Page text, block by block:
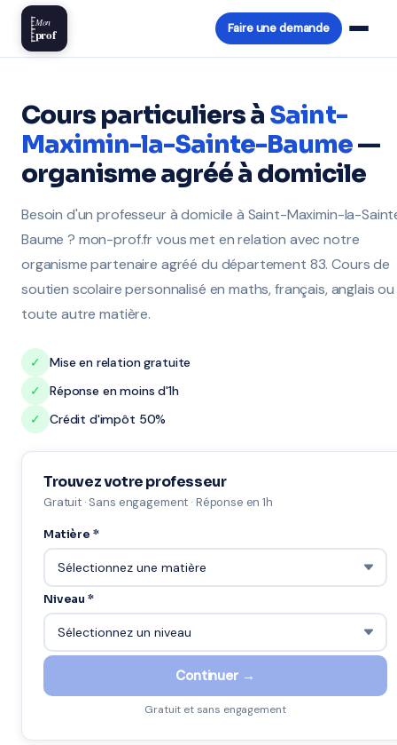
Mon
prof Faire une demande
Cours particuliers à Saint-
Maximin-la-Sainte-Baume—
organisme agréé à domicile
Besoin d'un professeur à domicile à Saint-Maximin-la-
Baume ? mon-prof.fr vous met en relation avec notre
organisme partenaire agréé du département 83. Cours de
soutien scolaire personnalisé en maths, français, anglais ou
toute autre matière.
✓
Mise en relation gratuite
✓
Réponse en moins d'1h
✓
Crédit d'impôt 50%
Trouvez votre professeur
Gratuit · Sans engagement · Réponse en 1h
Matière *
Niveau *
Continuer →
Gratuit et sans engagement